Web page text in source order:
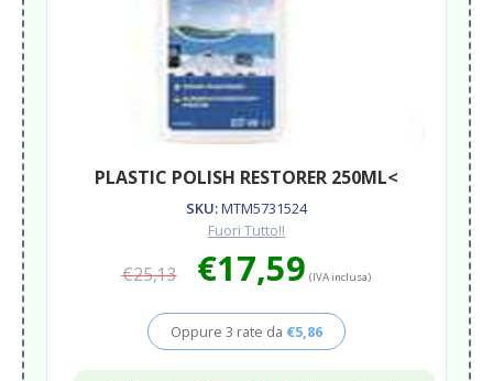
PLASTIC POLISH RESTORER 250ML<
SKU:MTM5731524
Fuori Tutto!!
€25,13
prezzo
era:
€25,13.
€17,59 prezzo
è:
€17,59.
(IVA inclusa)
Oppure 3 rate da €5,86